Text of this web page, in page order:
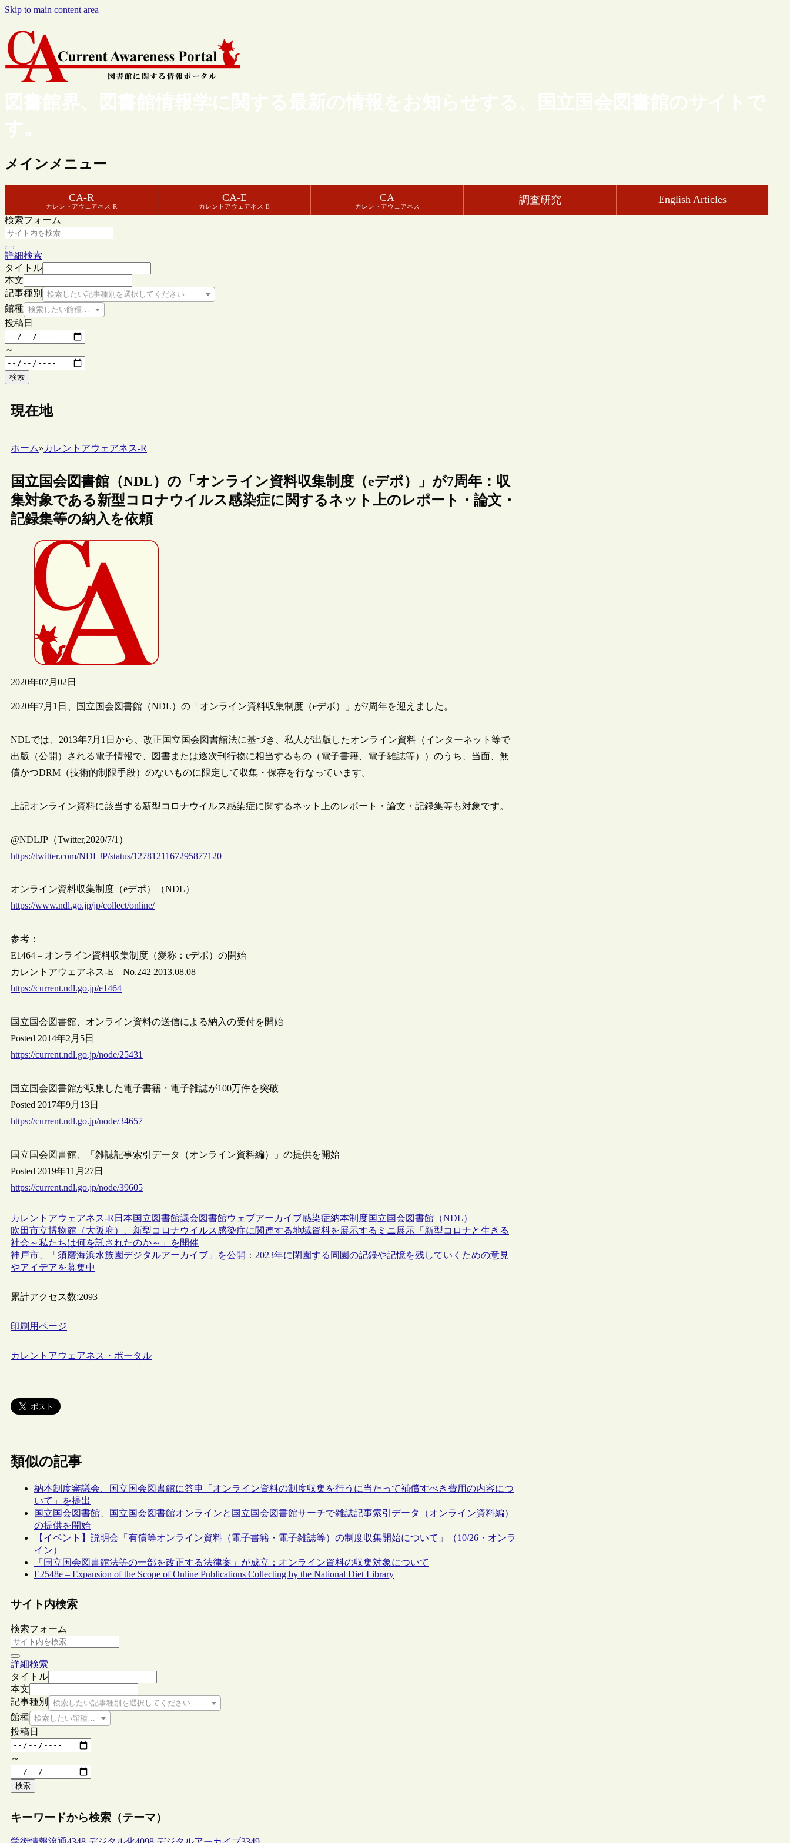
Skip to main content area
図書館界、図書館情報学に関する最新の情報をお知らせする、国立国会図書館のサイトで
す。
メインメニュー
CA-R
カレントアウェアネス-R
CA-E
カレントアウェアネス-E
CA
カレントアウェアネス
調査研究 English Articles
検索フォーム
詳細検索
タイトル
本文
記事種別
検索したい記事種別を選択してください
館種 検索したい館種を選択してください
投稿日
～
検索
現在地
ホーム»カレントアウェアネス-R
国立国会図書館（NDL）の「オンライン資料収集制度（eデポ）」が7周年：収
集対象である新型コロナウイルス感染症に関するネット上のレポート・論文・
記録集等の納入を依頼
2020年07月02日
2020年7月1日、国立国会図書館（NDL）の「オンライン資料収集制度（eデポ）」が7周年を迎えました。
NDLでは、2013年7月1日から、改正国立国会図書館法に基づき、私人が出版したオンライン資料（インターネット等で
出版（公開）される電子情報で、図書または逐次刊行物に相当するもの（電子書籍、電子雑誌等））のうち、当面、無
償かつDRM（技術的制限手段）のないものに限定して収集・保存を行なっています。
上記オンライン資料に該当する新型コロナウイルス感染症に関するネット上のレポート・論文・記録集等も対象です。
@NDLJP（Twitter,2020/7/1）
https://twitter.com/NDLJP/status/1278121167295877120
オンライン資料収集制度（eデポ）（NDL）
https://www.ndl.go.jp/jp/collect/online/
参考：
E1464 – オンライン資料収集制度（愛称：eデポ）の開始
カレントアウェアネス-E No.242 2013.08.08
https://current.ndl.go.jp/e1464
国立国会図書館、オンライン資料の送信による納入の受付を開始
Posted 2014年2月5日
https://current.ndl.go.jp/node/25431
国立国会図書館が収集した電子書籍・電子雑誌が100万件を突破
Posted 2017年9月13日
https://current.ndl.go.jp/node/34657
国立国会図書館、「雑誌記事索引データ（オンライン資料編）」の提供を開始
Posted 2019年11月27日
https://current.ndl.go.jp/node/39605
カレントアウェアネス-R 日本国立図書館議会図書館ウェブアーカイブ感染症納本制度国立国会図書館（NDL）
吹田市立博物館（大阪府）、新型コロナウイルス感染症に関連する地域資料を展示するミニ展示「新型コロナと生きる
社会～私たちは何を託されたのか～」を開催
神戸市、「須磨海浜水族園デジタルアーカイブ」を公開：2023年に閉園する同園の記録や記憶を残していくための意見
やアイデアを募集中
累計アクセス数:2093
印刷用ページ
カレントアウェアネス・ポータル
類似の記事
納本制度審議会、国立国会図書館に答申「オンライン資料の制度収集を行うに当たって補償すべき費用の内容につ
いて」を提出
国立国会図書館、国立国会図書館オンラインと国立国会図書館サーチで雑誌記事索引データ（オンライン資料編）
の提供を開始
【イベント】説明会「有償等オンライン資料（電子書籍・電子雑誌等）の制度収集開始について」（10/26・オンラ
イン）
「国立国会図書館法等の一部を改正する法律案」が成立：オンライン資料の収集対象について
E2548e – Expansion of the Scope of Online Publications Collecting by the National Diet Library
サイト内検索
検索フォーム
詳細検索
タイトル
本文
記事種別
検索したい記事種別を選択してください
館種 検索したい館種を選択してください
投稿日
～
検索
キーワードから検索（テーマ）